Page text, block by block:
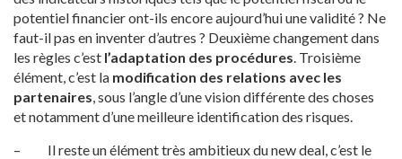
potentiel financier ont-ils encore aujourd’hui une validité ? Ne
faut-il pas en inventer d’autres ? Deuxième changement dans
les règles c’est l’adaptation des procédures. Troisième
élément, c’est la modification des relations avec les
partenaires, sous l’angle d’une vision différente des choses
et notamment d’une meilleure identification des risques.
– Il reste un élément très ambitieux du new deal, c’est le